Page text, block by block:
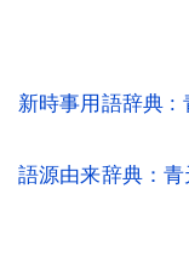
新時事用語辞典 :
語源由来辞典：